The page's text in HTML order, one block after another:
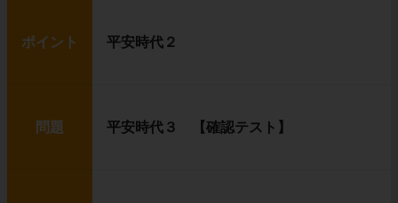
ポイント 平安時代２
問題 平安時代３ 【確認テスト】